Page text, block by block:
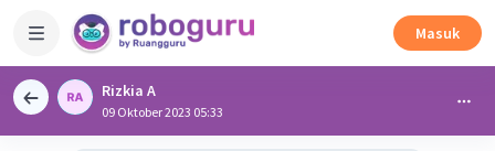
Masuk
Rizkia A
09 Oktober 2023 05:33